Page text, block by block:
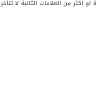
من العلامات التالية لا تتأخر